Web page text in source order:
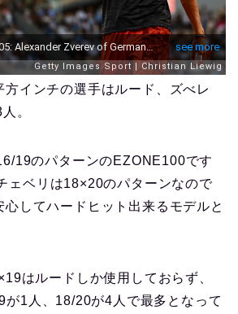
インチの選手はルード、ズべレ
。
19のパターンのEZONE100です
ェベリは18×20のパターンなので
心してハードヒット出来るモデルと
はルードしか使用しておらず、
が1人、18/20が4人で最多となって